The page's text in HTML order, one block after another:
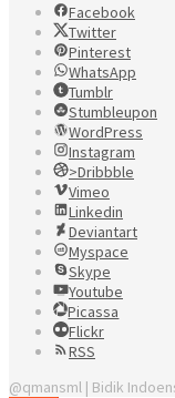
Facebook
Twitter
Pinterest
WhatsApp
Tumblr
Stumbleupon
WordPress
Instagram
>Dribbble
Vimeo
Linkedin
Deviantart
Myspace
Skype
Youtube
Picassa
Flickr
RSS
@qmansml | Bidik